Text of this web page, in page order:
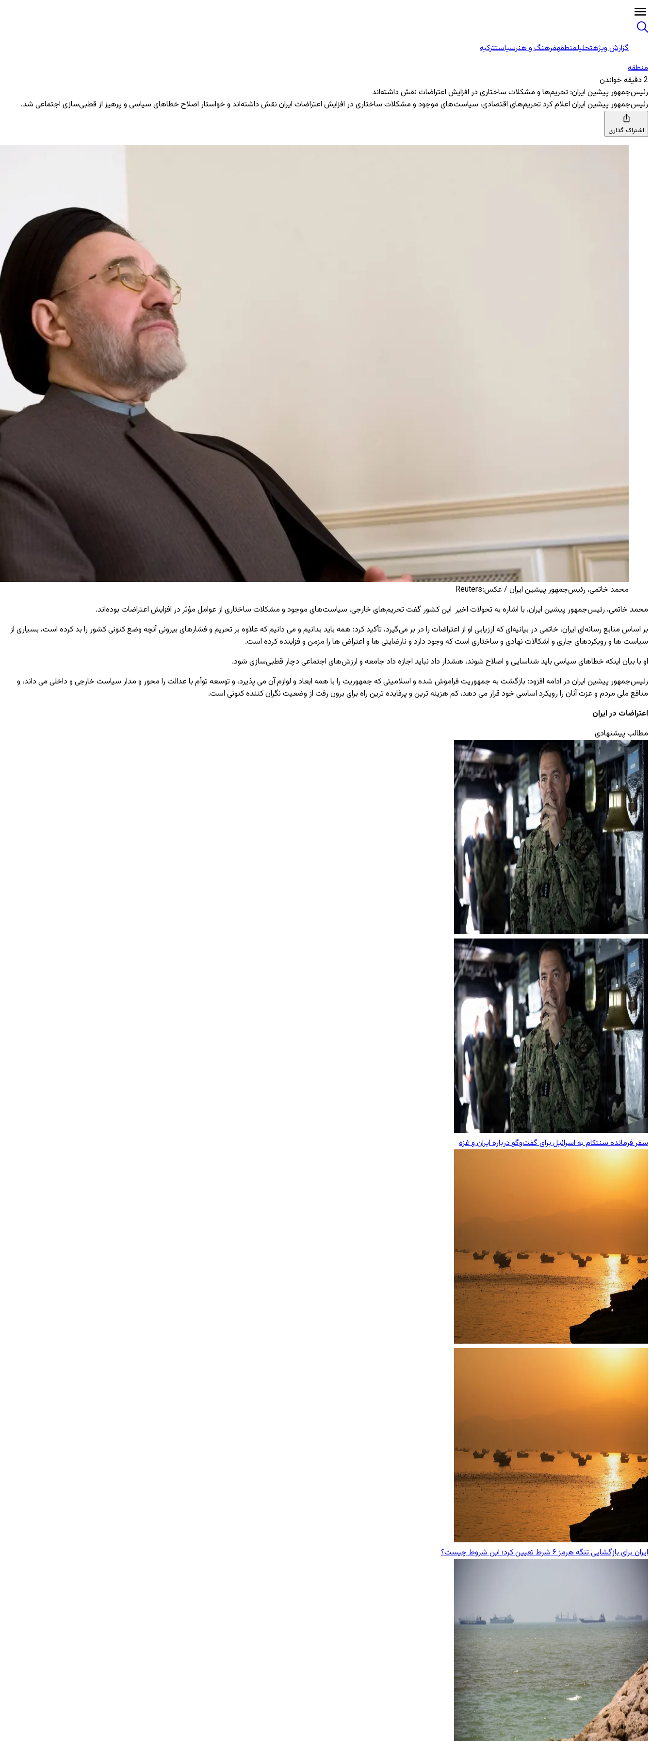
گزارش ویژهتحلیلمنطقهفرهنگ و هنرسیاستترکیه
منطقه‌
2 دقیقه خواندن
رئیس‌جمهور پیشین ایران: تحریم‌ها و مشکلات ساختاری در افزایش اعتراضات نقش داشته‌اند
رئیس‌جمهور پیشین ایران اعلام کرد تحریم‌های اقتصادی، سیاست‌های موجود و مشکلات ساختاری در افزایش اعتراضات ایران نقش داشته‌اند و خواستار اصلاح خطاهای سیاسی و پرهیز از قطبی‌سازی اجتماعی شد.
اشتراک گذاری
محمد خاتمی، رئیس‌جمهور پیشین ایران / عکس:Reuters
محمد خاتمی، رئیس‌جمهور پیشین ایران، با اشاره به تحولات اخیر این کشور گفت تحریم‌های خارجی، سیاست‌های موجود و مشکلات ساختاری از عوامل مؤثر در افزایش اعتراضات بوده‌اند.
بر اساس منابع رسانه‌ای ایران، خاتمی در بیانیه‌ای که ارزیابی او از اعتراضات را در بر می‌گیرد، تأکید کرد: همه باید بدانیم و می دانیم که علاوه بر تحریم و فشارهای بیرونی آنچه وضع کنونی کشور را بد کرده است، بسیاری از
سیاست ها و رویکردهای جاری و اشکالات نهادی و ساختاری است که وجود دارد و نارضایتی ها و اعتراض ها را مزمن و فزاینده کرده است.
او با بیان اینکه خطاهای سیاسی باید شناسایی و اصلاح شوند، هشدار داد نباید اجازه داد جامعه و ارزش‌های اجتماعی دچار قطبی‌سازی شود.
رئیس‌جمهور پیشین ایران در ادامه افزود: بازگشت به جمهوریت فراموش شده و اسلامیتی که جمهوریت را با همه ابعاد و لوازم آن می پذیرد، و توسعه توأم با عدالت را محور و مدار سیاست خارجی و داخلی می داند، و
منافع ملی مردم و عزت آنان را رویکرد اساسی خود قرار می دهد، کم هزینه ترین و پرفایده ترین راه برای برون رفت از وضعیت نگران کننده کنونی است.
اعتراضات در ایران
مطالب پیشنهادی
سفر فرمانده سنتکام به اسرائیل برای گفت‌وگو درباره ایران و غزه
ایران برای بازگشایی تنگه هرمز ۶ شرط تعیین کرد؛ این شروط چیست؟